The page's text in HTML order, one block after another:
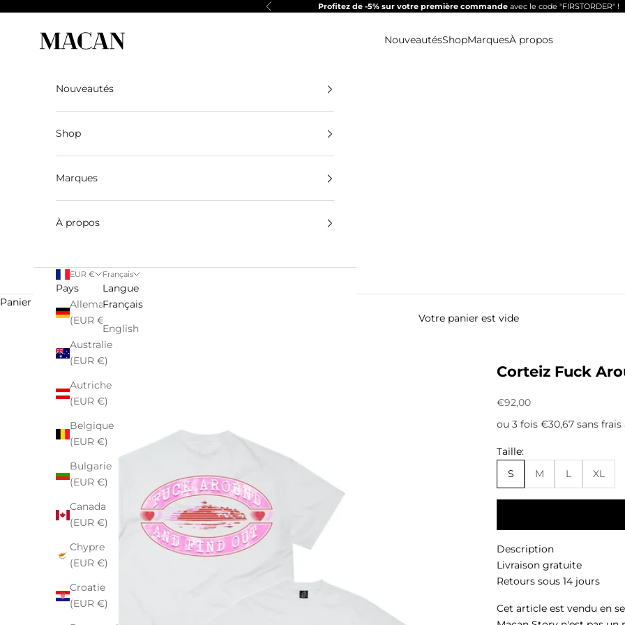
Précédent Profitez de -5% sur votre première commande avec le code "FIRSTORDER" !
Macan Story
NouveautésShopMarquesÀ propos
Nouveautés
Shop
Marques
À propos
EUR €
Pays
Allemagne
(EUR €)
Australie
(EUR €)
Autriche
(EUR €)
Belgique
(EUR €)
Bulgarie
(EUR €)
Canada
(EUR €)
Chypre
(EUR €)
Croatie
(EUR €)
Français
Langue
Français
English
Panier
Votre panier est vide
Corteiz Fuck
Prix de vente
€92,00
ou 3 fois €30,67 sans frais
Taille:
S
M L XL
Description
Livraison gratuite
Retours sous 14 jours
Cet article est vendu en